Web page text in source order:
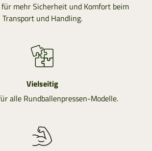
mehr Sicherheit und Komfort beim
Transport und Handling.
Vielseitig
alle Rundballenpressen-Modelle.